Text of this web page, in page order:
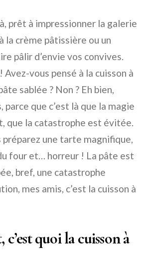
prêt à impressionner la galerie
la crème pâtissière ou un
pâlir d’envie vos convives.
vous pensé à la cuisson à
sablée ? Non ? Eh bien,
parce que c’est là que la magie
que la catastrophe est évitée.
préparez une tarte magnifique,
four et… horreur ! La pâte est
bref, une catastrophe
mes amis, c’est la cuisson à
c’est quoi la cuisson à